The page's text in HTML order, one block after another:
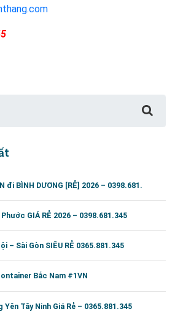
đi BÌNH DƯƠNG [RẺ] 2026 – 0398.681.
GIÁ RẺ 2026 – 0398.681.345
– Sài Gòn SIÊU RẺ 0365.881.345
Bắc Nam #1VN
Yên Tây Ninh Giá Rẻ – 0365.881.345